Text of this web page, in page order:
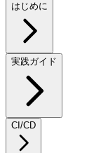
はじめに
実践ガイド
CI/CD